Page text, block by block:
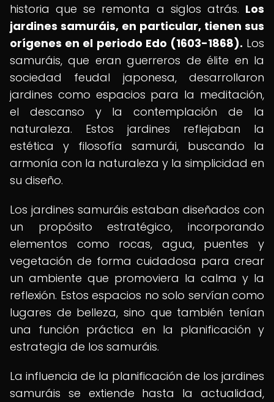
historia que se remonta a siglos atrás. Los
jardines samuráis, en particular, tienen sus
orígenes en el periodo Edo (1603-1868). Los
samuráis, que eran guerreros de élite en la
sociedad feudal japonesa, desarrollaron
jardines como espacios para la meditación,
el descanso y la contemplación de la
naturaleza. Estos jardines reflejaban la
estética y filosofía samurái, buscando la
armonía con la naturaleza y la simplicidad en
su diseño.
Los jardines samuráis estaban diseñados con
un propósito estratégico, incorporando
elementos como rocas, agua, puentes y
vegetación de forma cuidadosa para crear
un ambiente que promoviera la calma y la
reflexión. Estos espacios no solo servían como
lugares de belleza, sino que también tenían
una función práctica en la planificación y
estrategia de los samuráis.
La influencia de la planificación de los jardines
samuráis se extiende hasta la actualidad,